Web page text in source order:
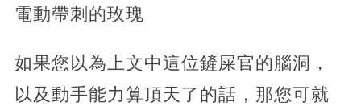
電動帶刺的玫瑰
如果您以為上文中這位鏟屎官的腦洞，
以及動手能力算頂天了的話，那您可就